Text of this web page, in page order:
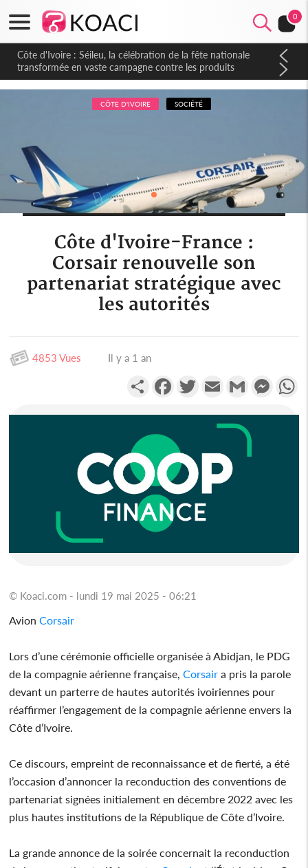
0
Côte d'Ivoire : Séileu, la célébration de la fête nationale
transformée en vaste campagne contre les produits
dépigmentants dangereux
CÔTE D'IVOIRE SOCIÉTÉ
Côte d'Ivoire-France :
Corsair renouvelle son
partenariat stratégique avec
les autorités
4853 Vues Il y a 1 an
PartagerFacebookTwitterEmail Gmail
© Koaci.com - lundi 19 mai 2025 - 06:21
AvionCorsair
Lors d’une cérémonie officielle organisée à Abidjan, le PDG
de la compagnie aérienne française,Corsair a pris la parole
devant un parterre de hautes autorités ivoiriennes pour
réaffirmer l’engagement de la compagnie aérienne envers la
Côte d’Ivoire.
Ce discours, empreint de reconnaissance et de fierté, a été
l’occasion d’annoncer la reconduction des conventions de
partenariat signées initialement en décembre 2022 avec les
plus hautes institutions de la République de Côte d’Ivoire.
La grande annonce de la soirée concernait la reconduction